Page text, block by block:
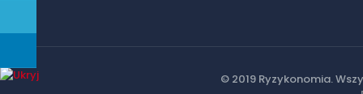
© 2019 Ryzykonomia.